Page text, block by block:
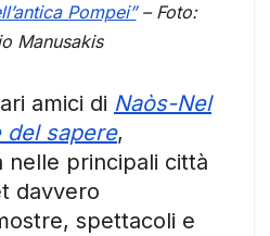
Pompei”– Foto:
Manusakis
amici di Naòs-Nel
del sapere,
nelle principali città
davvero
spettacoli e